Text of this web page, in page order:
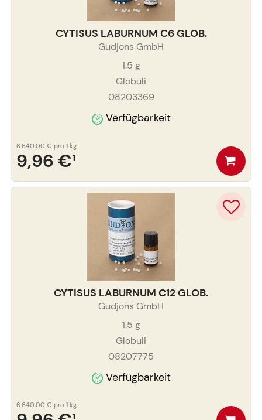
CYTISUS LABURNUM C6 GLOB.
Gudjons GmbH
1.5 g
Globuli
08203369
Verfügbarkeit
9,96 €¹
6.640,00 € pro 1 kg
CYTISUS LABURNUM C12 GLOB.
Gudjons GmbH
1.5 g
Globuli
08207775
Verfügbarkeit
6.640,00 € pro 1 kg